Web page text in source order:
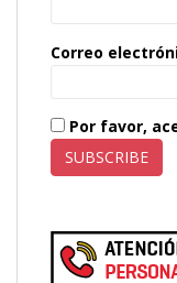
Correo
Por favor,